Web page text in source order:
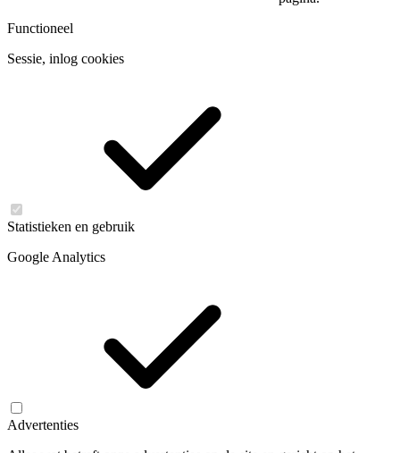
Functioneel
Sessie, inlog cookies
Statistieken en gebruik
Google Analytics
Advertenties